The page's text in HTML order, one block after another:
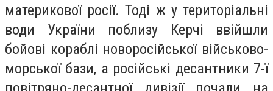
материкової росії. Тоді ж у територіальні
води України поблизу Керчі ввійшли
бойові кораблі новоросійської військово-
морської бази, а російські десантники 7-ї